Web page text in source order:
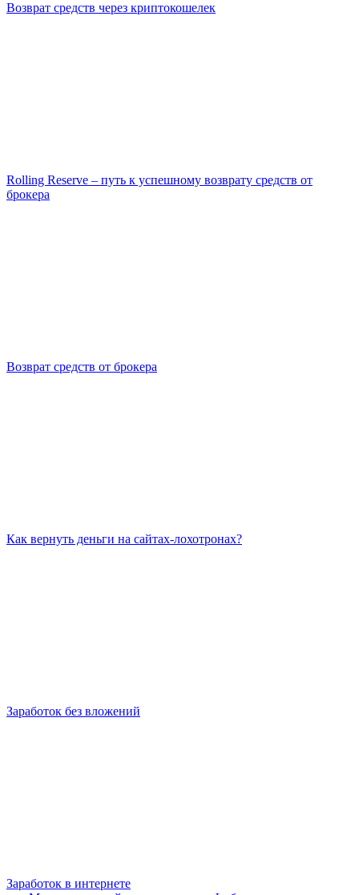
Возврат средств через криптокошелек
Rolling Reserve – путь к успешному возврату средств от
брокера
Возврат средств от брокера
Как вернуть деньги на сайтах-лохотронах?
Заработок без вложений
Заработок в интернете